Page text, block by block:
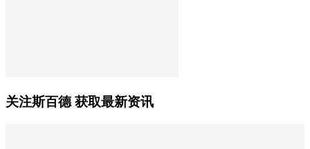
关注斯百德 获取最新资讯